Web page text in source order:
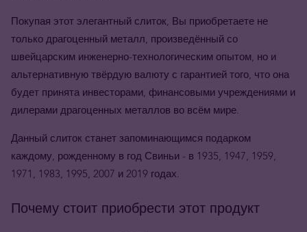
Покупая этот элегантный слиток, Вы приобретаете не
только драгоценный металл, произведённый со
швейцарским инженерно-технологическим опытом, но и
альтернативную твёрдую валюту с гарантией того, что она
будет принята инвесторами, финансовыми учреждениями и
дилерами драгоценных металлов во всём мире.
Данный слиток станет запоминающимся подарком
каждому, рожденному в год Свиньи - в 1935, 1947, 1959,
1971, 1983, 1995, 2007 и 2019 годах.
Почему стоит приобрести этот продукт